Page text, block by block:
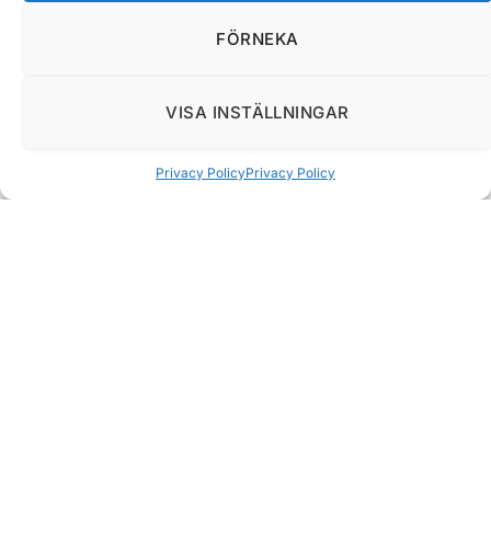
FÖRNEKA
VISA INSTÄLLNINGAR
Privacy PolicyPrivacy Policy